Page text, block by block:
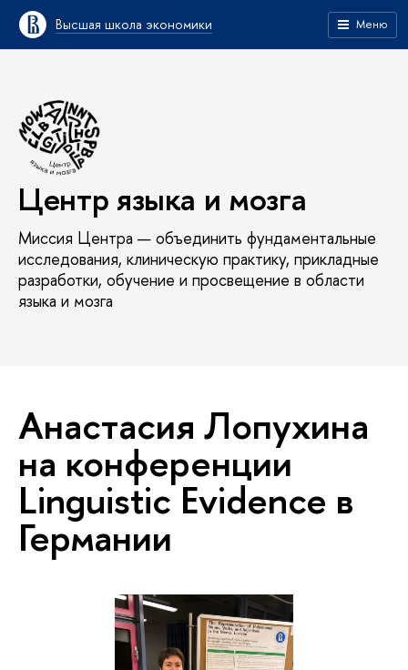
Высшая школа экономики Меню
Центр языка и мозга
Миссия Центра — объединить фундаментальные
исследования, клиническую практику, прикладные
разработки, обучение и просвещение в области
языка и мозга
Анастасия Лопухина
на конференции
Linguistic Evidence в
Германии